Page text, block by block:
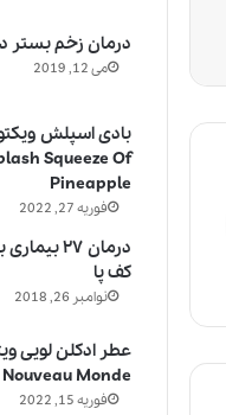
درمان زخم
می 12, 2019
بادی اسپلش
Squeeze Of
Pineapple
فوریه 27, 2022
درمان ۲۷
کف پا
نوامبر 26, 2018
Nouveau Monde
فوریه 15, 2022